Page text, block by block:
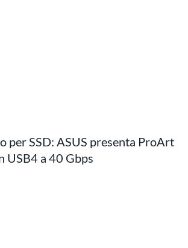
per SSD: ASUS presenta ProArt
USB4 a 40 Gbps